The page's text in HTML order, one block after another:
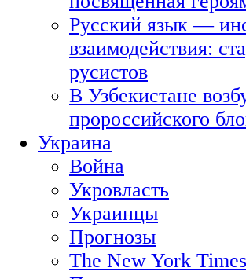
Русский язык —
взаимодействия:
русистов
В Узбекистане
пророссийского
Украина
Война
Укровласть
Украинцы
Прогнозы
The New York